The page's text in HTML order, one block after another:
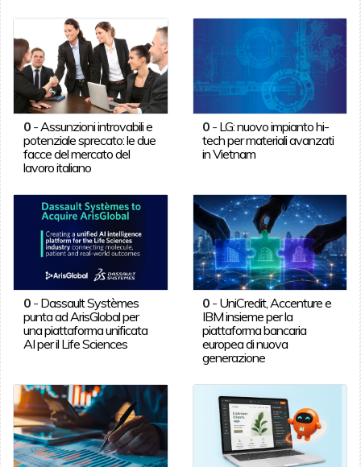
0- Assunzioni introvabili e
potenziale sprecato: le due
facce del mercato del
lavoro italiano
0 - LG: nuovo impianto hi-
tech per materiali avanzati
in Vietnam
0- Dassault Systèmes
punta ad ArisGlobal per
una piattaforma unificata
AI per il Life Sciences
0 - UniCredit, Accenture e
IBM insieme per la
piattaforma bancaria
europea di nuova
generazione